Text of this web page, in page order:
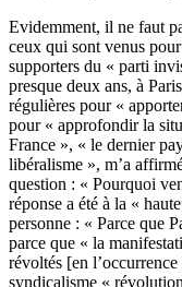
Evidemment, il ne faut
ceux qui sont venus
supporters du « parti
presque deux ans, à
régulières pour «
pour « approfondir la
France », « le dernier
libéralisme », m’a
question : « Pourquoi
réponse a été à la «
personne : « Parce que
parce que « la
révoltés [en
syndicalisme «